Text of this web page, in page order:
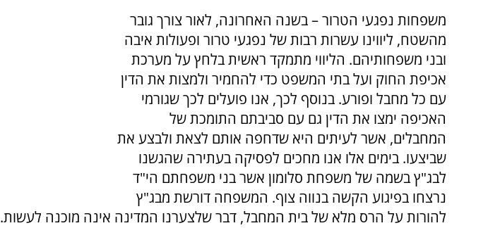
משפחות נפגעי הטרור – בשנה האחרונה, לאור צורך גובר
מהשטח, ליווינו עשרות רבות של נפגעי טרור ופעולות איבה
ובני משפחותיהם. הליווי מתמקד ראשית בלחץ על מערכת
אכיפת החוק ועל בתי המשפט כדי להחמיר ולמצות את הדין
עם כל מחבל ופורע. בנוסף לכך, אנו פועלים לכך שגורמי
האכיפה ימצו את הדין גם עם סביבתם התומכת של
המחבלים, אשר לעיתים היא שדחפה אותם לצאת ולבצע את
שביצעו. בימים אלו אנו מחכים לפסיקה בעתירה שהגשנו
לבג"ץ בשמה של משפחת סלומון אשר בני משפחתם הי"ד
נרצחו בפיגוע הקשה בנווה צוף. המשפחה דורשת מבג"ץ
להורות על הרס מלא של בית המחבל, דבר שלצערנו המדינה אינה מוכנה לעשות.